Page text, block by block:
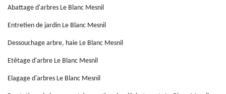
Abattage d'arbres Le Blanc Mesnil
Entretien de jardin Le Blanc Mesnil
Dessouchage arbre, haie Le Blanc Mesnil
Etêtage d'arbre Le Blanc Mesnil
Elagage d'arbres Le Blanc Mesnil